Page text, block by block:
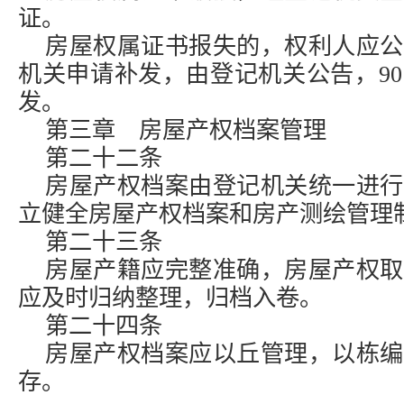
证。
房屋权属证书报失的，权利人应
机关申请补发，由登记机关公告，
发。
第三章 房屋产权档案管理
第二十二条
房屋产权档案由登记机关统一进
立健全房屋产权档案和房产测绘管理
第二十三条
房屋产籍应完整准确，房屋产权
应及时归纳整理，归档入卷。
第二十四条
房屋产权档案应以丘管理，以栋
存。